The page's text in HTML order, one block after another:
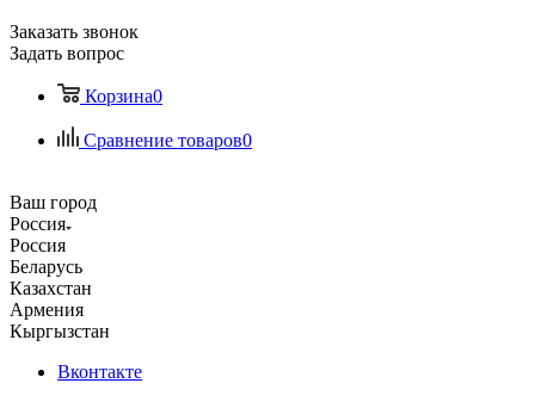
Заказать звонок
Задать вопрос
Корзина0
Сравнение товаров0
Ваш город
Россия
Россия
Беларусь
Казахстан
Армения
Кыргызстан
Вконтакте